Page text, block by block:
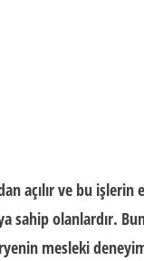
açılır ve bu işlerin
sahip olanlardır.
mesleki